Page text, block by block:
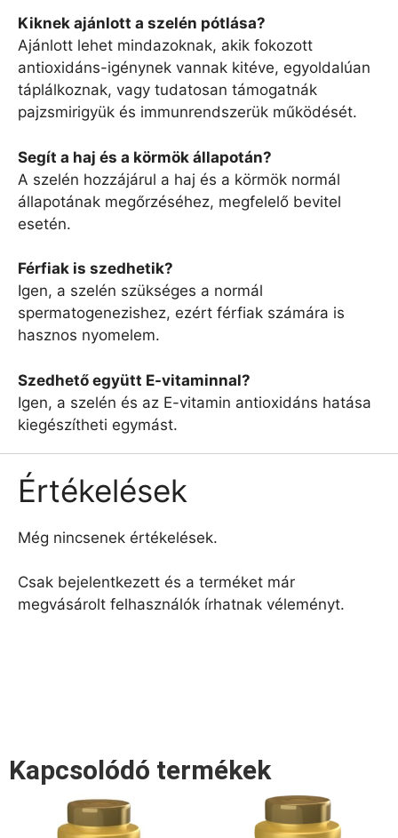
Kiknek ajánlott a szelén pótlása?
Ajánlott lehet mindazoknak, akik fokozott
antioxidáns-igénynek vannak kitéve, egyoldalúan
táplálkoznak, vagy tudatosan támogatnák
pajzsmirigyük és immunrendszerük működését.
Segít a haj és a körmök állapotán?
A szelén hozzájárul a haj és a körmök normál
állapotának megőrzéséhez, megfelelő bevitel
esetén.
Férfiak is szedhetik?
Igen, a szelén szükséges a normál
spermatogenezishez, ezért férfiak számára is
hasznos nyomelem.
Szedhető együtt E-vitaminnal?
Igen, a szelén és az E-vitamin antioxidáns hatása
kiegészítheti egymást.
Értékelések
Még nincsenek értékelések.
Csak bejelentkezett és a terméket már
megvásárolt felhasználók írhatnak véleményt.
Kapcsolódó termékek